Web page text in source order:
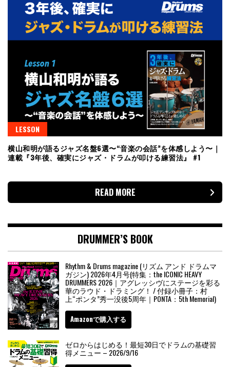
LESSON
横山和明が語るジャズ名盤6選〜“音楽の会話”を体感しよう〜｜
連載『3年後、確実にジャズ・ドラムが叩ける練習法』 #1
READ MORE
DRUMMER’S BOOK
Rhythm & Drums magazine (リズム アンド ドラムマ
ガジン) 2026年4月号(特集：the ICONIC HEAVY
DRUMMERS 2026｜アグレッシヴにステージを彩る
華のラウド・ドラミング！ / 付録小冊子：村
上“ポンタ”秀一没後5周年｜PONTA：5th Memorial)
Amazonで購入する
ゼロからはじめる！最短30日でドラムの基礎習
得メニュー – 2026/9/16